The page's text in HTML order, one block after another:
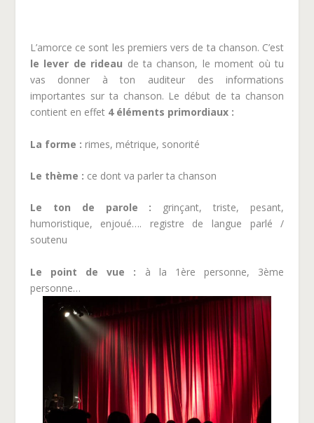
L’amorce ce sont les premiers vers de ta chanson. C’est
le lever de rideau de ta chanson, le moment où tu
vas donner à ton auditeur des informations
importantes sur ta chanson. Le début de ta chanson
contient en effet 4 éléments primordiaux :
La forme : rimes, métrique, sonorité
Le thème : ce dont va parler ta chanson
Le ton de parole : grinçant, triste, pesant,
humoristique, enjoué…. registre de langue parlé /
soutenu
Le point de vue : à la 1ère personne, 3ème
personne…